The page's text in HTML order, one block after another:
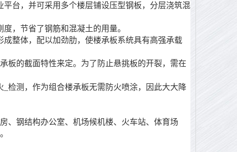
台，并可采用多个楼层铺设压型钢板，分层浇筑混
，节省了钢筋和混凝土的用量。
整体，配以加劲肋，使楼承板系统具有高强承载
板的截面特性来定。为了防止悬挑板的开裂，需在
测，作为组合楼承板无需防火喷涂，因此大大降
钢结构办公室、机场候机楼、火车站、体育场